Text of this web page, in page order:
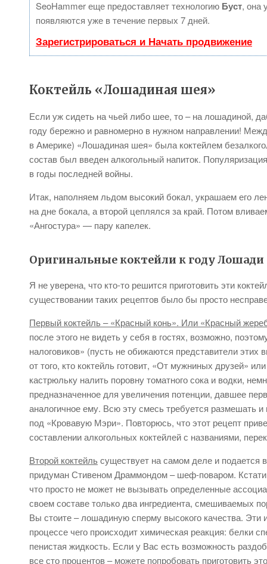
SeoHammer еще предоставляет технологию Буст, она
появляются уже в течение первых 7 дней.
Зарегистрироваться и Начать продвижение
Коктейль «Лошадиная шея»
Если уж сидеть на чьей либо шее, то – на лошадиной,
году бережно и равномерно в нужном направлении!
в Америке) «Лошадиная шея» была коктейлем
состав был введен алкогольный напиток.
в годы последней войны.
Итак, наполняем льдом высокий бокал, украшаем его
на дне бокала, а второй цеплялся за край. Потом
«Ангостура» — пару капелек.
Оригинальные коктейли к году Лошади
Я не уверена, что кто-то решится приготовить эти
существовании таких рецептов было бы просто
Первый коктейль – «Красный конь». Или «Красный
после этого не видеть у себя в гостях, возможно,
налоговиков» (пусть не обижаются представители
от того, кто коктейль готовит, «От мужниных друзей»
кастрюльку налить поровну томатного сока и водки,
предназначенное для увеличения потенции, давшее
аналогичное ему. Всю эту смесь требуется размешать
под «Кровавую Мэри». Повторюсь, что этот рецепт
составлении алкогольных коктейлей с названиями,
Второй коктейльсуществует на самом деле и подается
придуман Стивеном Драммондом – шеф-поваром.
что просто не может не вызывать определенные
своем составе только два ингредиента, смешиваемых
Вы стоите – лошадиную сперму высокого качества.
процессе чего происходит химическая реакция: белки
пенистая жидкость. Если у Вас есть возможность
все сто процентов – можете попробовать приготовить